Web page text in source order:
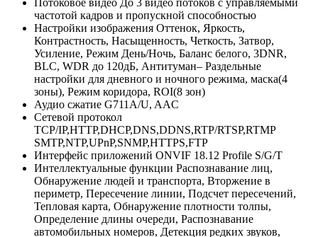
Потоковое видео До 3 видео потоков с управляемыми
частотой кадров и пропускной способностью
Настройки изображения Оттенок, Яркость,
Контрастность, Насыщенность, Четкость, Затвор,
Усиление, Режим День/Ночь, Баланс белого, 3DNR,
BLC, WDR до 120дБ, Антитуман– Раздельные
настройки для дневного и ночного режима, маска(4
зоны), Режим коридора, ROI(8 зон)
Аудио сжатие G711A/U, AAC
Сетевой протокол
TCP/IP,HTTP,DHCP,DNS,DDNS,RTP/RTSP,RTMP
SMTP,NTP,UPnP,SNMP,HTTPS,FTP
Интерфейс приложений ONVIF 18.12 Profile S/G/T
Интеллектуальные функции Распознавание лиц,
Обнаружение людей и транспорта, Вторжение в
периметр, Пересечение линии, Подсчет пересечений,
Тепловая карта, Обнаружение плотности толпы,
Определение длины очереди, Распознавание
автомобильных номеров, Детекция редких звуков,